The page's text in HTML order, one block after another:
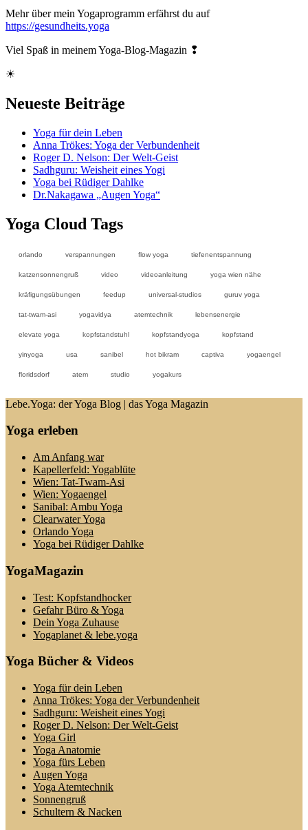
Mehr über mein Yogaprogramm erfährst du auf
https://gesundheits.yoga
Viel Spaß in meinem Yoga-Blog-Magazin ❢
☀
Neueste Beiträge
Yoga für dein Leben
Anna Trökes: Yoga der Verbundenheit
Roger D. Nelson: Der Welt-Geist
Sadhguru: Weisheit eines Yogi
Yoga bei Rüdiger Dahlke
Dr.Nakagawa „Augen Yoga“
Yoga Cloud Tags
orlando verspannungen flow yoga tiefenentspannung
katzensonnengruß video videoanleitung yoga wien nähe
kräfigungsübungen feedup universal-studios guruv yoga
tat-twam-asi yogavidya atemtechnik lebensenergie
elevate yoga kopfstandstuhl kopfstandyoga kopfstand
yinyoga usa sanibel hot bikram captiva yogaengel
floridsdorf atem studio yogakurs
Lebe.Yoga: der Yoga Blog | das Yoga Magazin
Yoga erleben
Am Anfang war
Kapellerfeld: Yogablüte
Wien: Tat-Twam-Asi
Wien: Yogaengel
Sanibal: Ambu Yoga
Clearwater Yoga
Orlando Yoga
Yoga bei Rüdiger Dahlke
YogaMagazin
Test: Kopfstandhocker
Gefahr Büro & Yoga
Dein Yoga Zuhause
Yogaplanet & lebe.yoga
Yoga Bücher & Videos
Yoga für dein Leben
Anna Trökes: Yoga der Verbundenheit
Sadhguru: Weisheit eines Yogi
Roger D. Nelson: Der Welt-Geist
Yoga Girl
Yoga Anatomie
Yoga fürs Leben
Augen Yoga
Yoga Atemtechnik
Sonnengruß
Schultern & Nacken